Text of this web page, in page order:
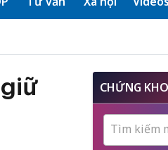
CHỨNG
Tìm kiếm